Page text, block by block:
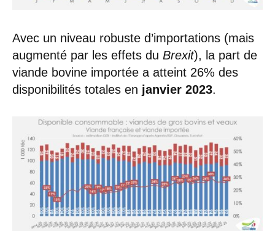
Avec un niveau robuste d’importations (mais
augmenté par les effets du Brexit), la part de
viande bovine importée a atteint 26% des
disponibilités totales en janvier 2023.